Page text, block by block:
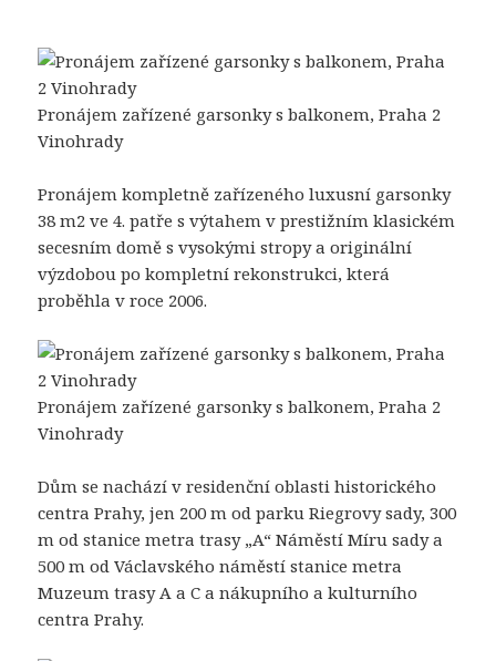
Pronájem zařízené garsonky s balkonem, Praha 2
Vinohrady
Pronájem kompletně zařízeného luxusní garsonky
38 m2 ve 4. patře s výtahem v prestižním klasickém
secesním domě s vysokými stropy a originální
výzdobou po kompletní rekonstrukci, která
proběhla v roce 2006.
Pronájem zařízené garsonky s balkonem, Praha 2
Vinohrady
Dům se nachází v residenční oblasti historického
centra Prahy, jen 200 m od parku Riegrovy sady, 300
m od stanice metra trasy „A“ Náměstí Míru sady a
500 m od Václavského náměstí stanice metra
Muzeum trasy A a C a nákupního a kulturního
centra Prahy.